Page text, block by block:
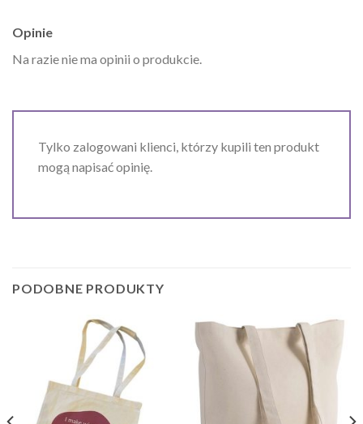
Opinie
Na razie nie ma opinii o produkcie.
Tylko zalogowani klienci, którzy kupili ten produkt
mogą napisać opinię.
PODOBNE PRODUKTY